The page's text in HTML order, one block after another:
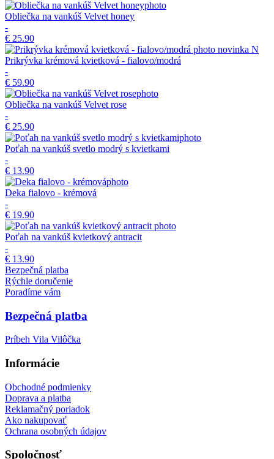
Obliečka na vankúš Velvet honey
-
€ 25.90
novinka N
Prikrývka krémová kvietková - fialovo/modrá
-
€ 59.90
Obliečka na vankúš Velvet rose
-
€ 25.90
Poťah na vankúš svetlo modrý s kvietkami
-
€ 13.90
Deka fialovo - krémová
-
€ 19.90
Poťah na vankúš kvietkový antracit
-
€ 13.90
Bezpečná platba
Rýchle doručenie
Poradíme vám
Bezpečná platba
Príbeh Vila Vilôčka
Informácie
Obchodné podmienky
Doprava a platba
Reklamačný poriadok
Ako nakupovať
Ochrana osobných údajov
Spoločnosť